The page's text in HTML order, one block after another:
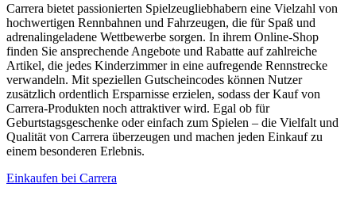
Carrera bietet passionierten Spielzeugliebhabern eine Vielzahl von
hochwertigen Rennbahnen und Fahrzeugen, die für Spaß und
adrenalingeladene Wettbewerbe sorgen. In ihrem Online-Shop
finden Sie ansprechende Angebote und Rabatte auf zahlreiche
Artikel, die jedes Kinderzimmer in eine aufregende Rennstrecke
verwandeln. Mit speziellen Gutscheincodes können Nutzer
zusätzlich ordentlich Ersparnisse erzielen, sodass der Kauf von
Carrera-Produkten noch attraktiver wird. Egal ob für
Geburtstagsgeschenke oder einfach zum Spielen – die Vielfalt und
Qualität von Carrera überzeugen und machen jeden Einkauf zu
einem besonderen Erlebnis.
Einkaufen bei Carrera